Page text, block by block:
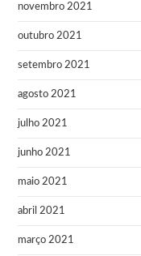
novembro 2021
outubro 2021
setembro 2021
agosto 2021
julho 2021
junho 2021
maio 2021
abril 2021
março 2021